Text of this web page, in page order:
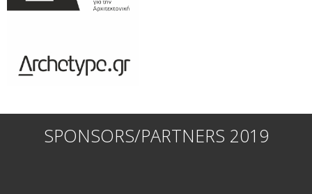
SPONSORS/PARTNERS 2019